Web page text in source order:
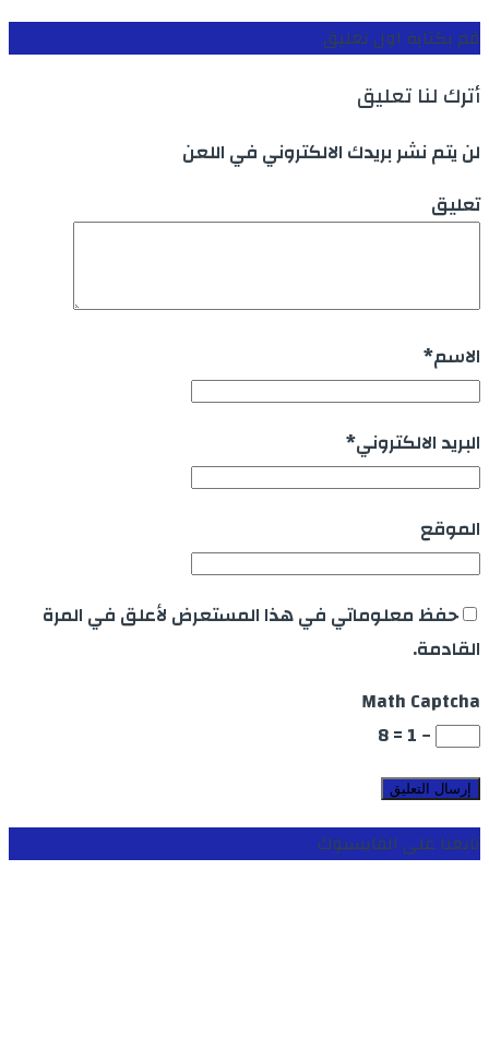
قم بكتابة اول تعليق
أترك لنا تعليق
لن يتم نشر بريدك الالكتروني في اللعن
تعليق
الاسم*
البريد الالكتروني*
الموقع
حفظ معلوماتي في هذا المستعرض لأعلق في المرة
القادمة.
Math Captcha
− 1 = 8
تابعنا على الفايسبوك